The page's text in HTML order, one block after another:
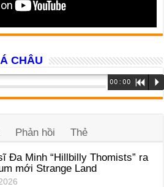
CHÂU
00:00 R P
Phản hồi Thẻ
Đa Minh “Hillbilly Thomists” ra
mới Strange Land